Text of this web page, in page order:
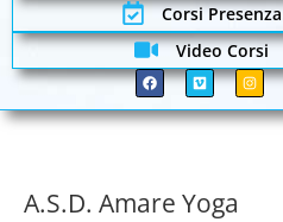
Corsi Presenza
Video Corsi
A.S.D. Amare Yoga